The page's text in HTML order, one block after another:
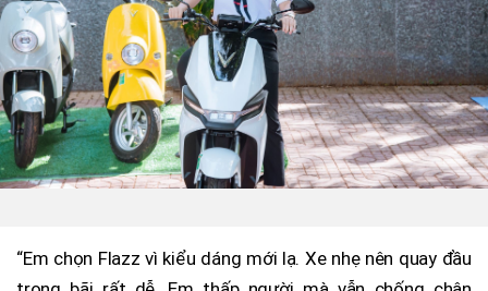
“Em chọn Flazz vì kiểu dáng mới lạ. Xe nhẹ nên quay đầu